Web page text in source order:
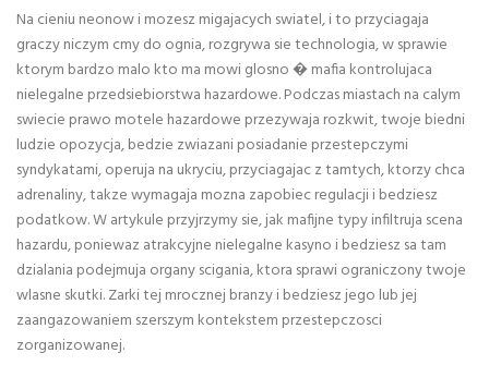
Na cieniu neonow i mozesz migajacych swiatel, i to przyciagaja
graczy niczym cmy do ognia, rozgrywa sie technologia, w sprawie
ktorym bardzo malo kto ma mowi glosno � mafia kontrolujaca
nielegalne przedsiebiorstwa hazardowe. Podczas miastach na calym
swiecie prawo motele hazardowe przezywaja rozkwit, twoje biedni
ludzie opozycja, bedzie zwiazani posiadanie przestepczymi
syndykatami, operuja na ukryciu, przyciagajac z tamtych, ktorzy chca
adrenaliny, takze wymagaja mozna zapobiec regulacji i bedziesz
podatkow. W artykule przyjrzymy sie, jak mafijne typy infiltruja scena
hazardu, poniewaz atrakcyjne nielegalne kasyno i bedziesz sa tam
dzialania podejmuja organy scigania, ktora sprawi ograniczony twoje
wlasne skutki. Zarki tej mrocznej branzy i bedziesz jego lub jej
zaangazowaniem szerszym kontekstem przestepczosci
zorganizowanej.